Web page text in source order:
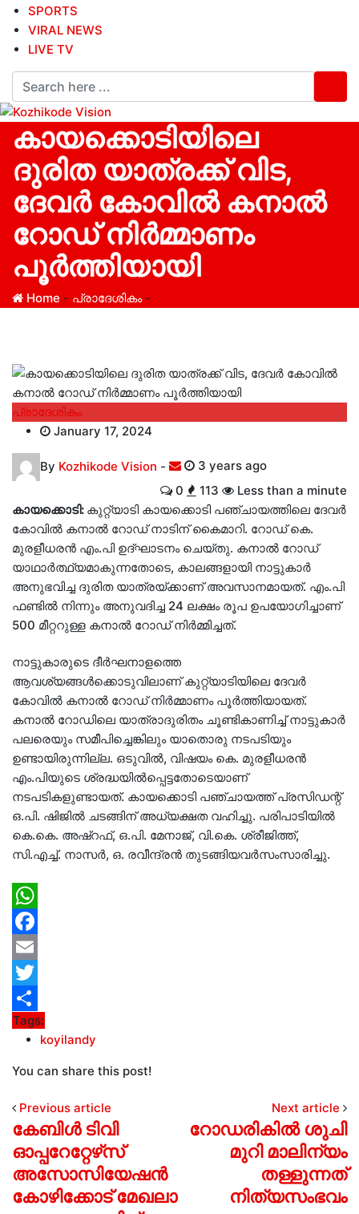
SPORTS
VIRAL NEWS
LIVE TV
കായക്കൊടിയിലെ
ദുരിത യാത്രക്ക് വിട,
ദേവര്‍ കോവില്‍ കനാല്‍
റോഡ് നിര്‍മ്മാണം
പൂര്‍ത്തിയായി
Home - പ്രാദേശികം-
പ്രാദേശികം
January 17, 2024
By Kozhikode Vision -
3 years ago
0
113
Less than a minute
കായക്കൊടി: കുറ്റ്യാടി കായക്കൊടി പഞ്ചായത്തിലെ ദേവര്‍
കോവില്‍ കനാല്‍ റോഡ് നാടിന് കൈമാറി. റോഡ് കെ.
മുരളീധരന്‍ എം.പി ഉദ്ഘാടനം ചെയ്തു. കനാല്‍ റോഡ്
യാഥാര്‍ത്ഥ്യമാകുന്നതോടെ, കാലങ്ങളായി നാട്ടുകാര്‍
അനുഭവിച്ച ദുരിത യാത്രയ്ക്കാണ് അവസാനമായത്. എം.പി
ഫണ്ടില്‍ നിന്നും അനുവദിച്ച 24 ലക്ഷം രൂപ ഉപയോഗിച്ചാണ്
500 മീറ്ററുള്ള കനാല്‍ റോഡ് നിര്‍മ്മിച്ചത്.
നാട്ടുകാരുടെ ദീര്‍ഘനാളത്തെ
ആവശ്യങ്ങള്‍ക്കൊടുവിലാണ് കുറ്റ്യാടിയിലെ ദേവര്‍
കോവില്‍ കനാല്‍ റോഡ് നിര്‍മ്മാണം പൂര്‍ത്തിയായത്.
കനാല്‍ റോഡിലെ യാത്രാദുരിതം ചൂണ്ടികാണിച്ച് നാട്ടുകാര്‍
പലരെയും സമീപിച്ചെങ്കിലും യാതൊരു നടപടിയും
ഉണ്ടായിരുന്നില്ല. ഒടുവില്‍, വിഷയം കെ. മുരളീധരന്‍
എം.പിയുടെ ശ്രദ്ധയില്‍പ്പെട്ടതോടെയാണ്
നടപടികളുണ്ടായത്. കായക്കൊടി പഞ്ചായത്ത് പ്രസിഡന്റ്
ഒ.പി. ഷിജില്‍ ചടങ്ങിന് അധ്യക്ഷത വഹിച്ചു. പരിപാടിയില്‍
കെ.കെ. അഷ്‌റഫ്, ഒ.പി. മേനാജ്, വി.കെ. ശ്രീജിത്ത്,
സി.എച്ച്. നാസര്‍, ഒ. രവീന്ദ്രന്‍ തുടങ്ങിയവര്‍സംസാരിച്ചു.
WhatsApp
Facebook
Email
Twitter
Share
Tags:
koyilandy
You can share this post!
Previous article
കേബിള്‍ ടിവി
ഓപ്പറേറ്റേഴ്‌സ്
അസോസിയേഷന്‍
കോഴിക്കോട് മേഖലാ
Next article
റോഡരികില്‍ ശുചി
മുറി മാലിന്യം
തള്ളുന്നത്
നിത്യസംഭവം